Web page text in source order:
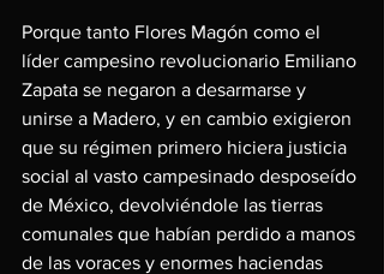
Porque tanto Flores Magón como el
líder campesino revolucionario Emiliano
Zapata se negaron a desarmarse y
unirse a Madero, y en cambio exigieron
que su régimen primero hiciera justicia
social al vasto campesinado desposeído
de México, devolviéndole las tierras
comunales que habían perdido a manos
de las voraces y enormes haciendas